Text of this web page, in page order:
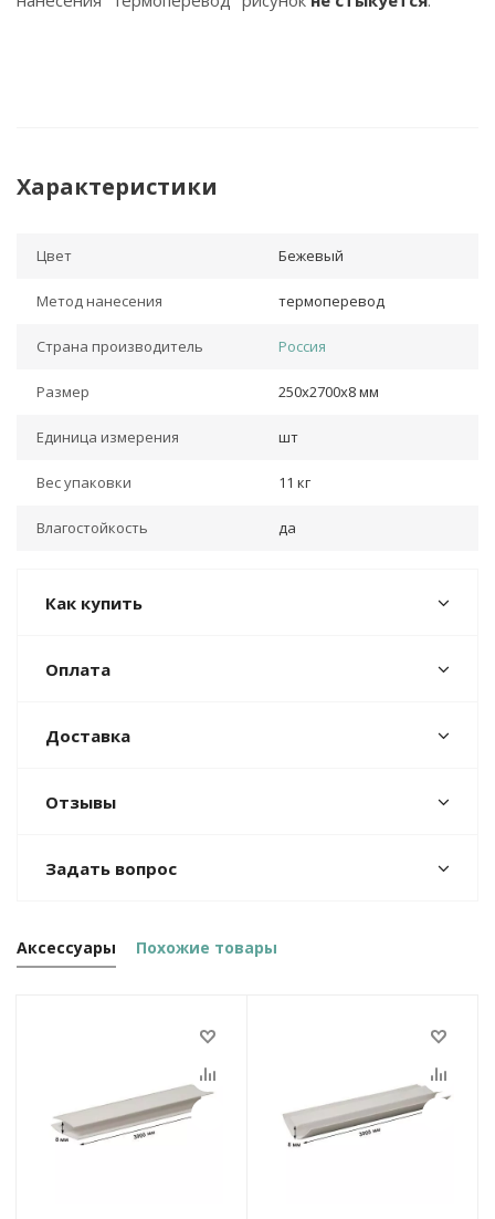
Характеристики
Цвет Бежевый
Метод нанесения термоперевод
Страна производитель Россия
Размер 250х2700х8 мм
Единица измерения шт
Вес упаковки 11 кг
Влагостойкость да
Как купить
Оплата
Доставка
Отзывы
Задать вопрос
Аксессуары Похожие товары